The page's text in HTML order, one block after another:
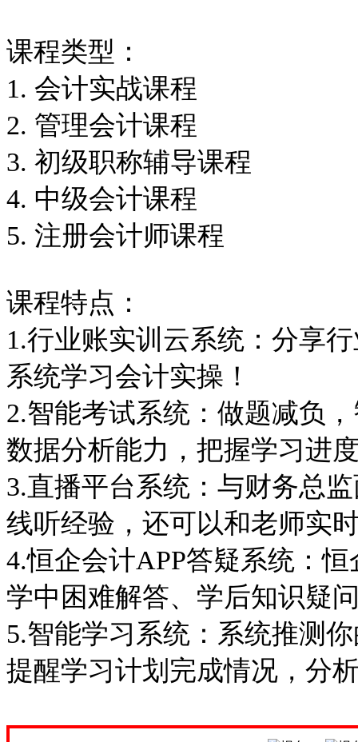
课程类型：
1. 会计实战课程
2. 管理会计课程
3. 初级职称辅导课程
4. 中级会计课程
5. 注册会计师课程
课程特点：
1.行业账实训云系统：分享
系统学习会计实操！
2.智能考试系统：做题减负
数据分析能力，把握学习进
3.直播平台系统：与财务总
线听经验，还可以和老师实
4.恒企会计APP答疑系统：
学中困难解答、学后知识疑
5.智能学习系统：系统推测
提醒学习计划完成情况，分